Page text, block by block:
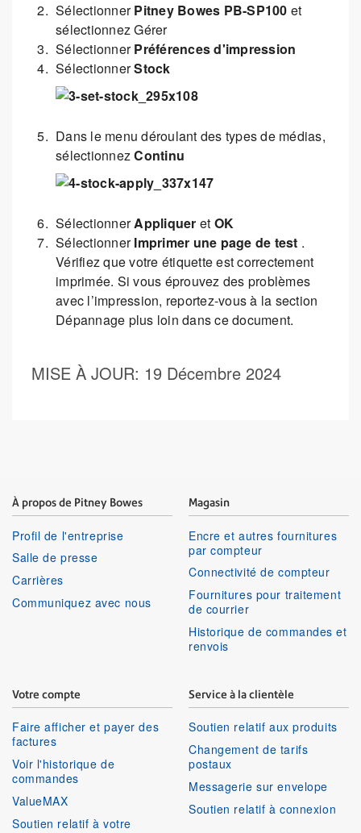
SélectionnerPitney Bowes PB-SP100 et
sélectionnez Gérer
SélectionnerPréférences d'impression
SélectionnerStock
Dans le menu déroulant des types de médias,
sélectionnezContinu
SélectionnerAppliquer et OK
SélectionnerImprimer une page de test .
Vérifiez que votre étiquette est correctement
imprimée. Si vous éprouvez des problèmes
avec l’impression, reportez-vous à la section
Dépannage plus loin dans ce document.
MISE À JOUR: 19 Décembre 2024
À propos de Pitney Bowes
Profil de l'entreprise
Salle de presse
Carrières
Communiquez avec nous
Magasin
Encre et autres fournitures
par compteur
Connectivité de compteur
Fournitures pour traitement
de courrier
Historique de commandes et
renvois
Votre compte
Faire afficher et payer des
factures
Voir l'historique de
commandes
ValueMAX
Soutien relatif à votre
Service à la clientèle
Soutien relatif aux produits
Changement de tarifs
postaux
Messagerie sur envelope
Soutien relatif à connexion